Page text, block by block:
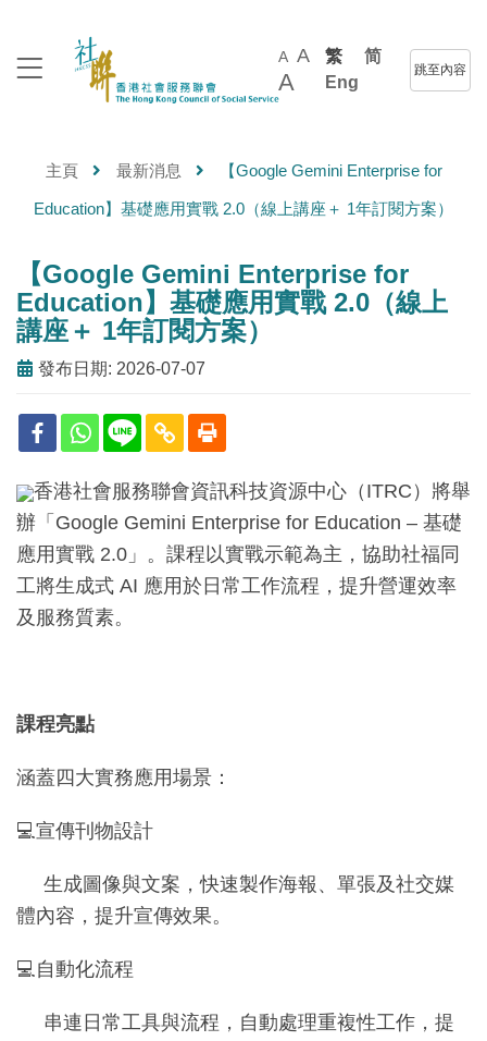
A A
A
繁
简
Eng
跳至內容
主頁 最新消息 【Google Gemini Enterprise for
Education】基礎應用實戰 2.0（線上講座＋ 1年訂閱方案）
【Google Gemini Enterprise for
Education】基礎應用實戰 2.0（線上
講座＋ 1年訂閱方案）
發布日期: 2026-07-07
香港社會服務聯會資訊科技資源中心（ITRC）將舉
辦「Google Gemini Enterprise for Education – 基礎
應用實戰 2.0」。課程以實戰示範為主，協助社福同
工將生成式 AI 應用於日常工作流程，提升營運效率
及服務質素。
課程亮點
涵蓋四大實務應用場景：
💻宣傳刊物設計
生成圖像與文案，快速製作海報、單張及社交媒
體內容，提升宣傳效果。
💻自動化流程
串連日常工具與流程，自動處理重複性工作，提